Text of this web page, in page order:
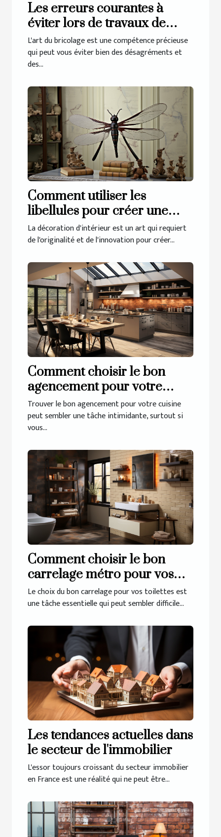
Les erreurs courantes à
éviter lors de travaux de
plomberie
L'art du bricolage est une compétence précieuse
qui peut vous éviter bien des désagréments et
des...
Comment utiliser les
libellules pour créer une
décoration d'intérieur
unique
La décoration d'intérieur est un art qui requiert
de l'originalité et de l'innovation pour créer...
Comment choisir le bon
agencement pour votre
cuisine à Guérande
Trouver le bon agencement pour votre cuisine
peut sembler une tâche intimidante, surtout si
vous...
Comment choisir le bon
carrelage métro pour vos
toilettes
Le choix du bon carrelage pour vos toilettes est
une tâche essentielle qui peut sembler difficile...
Les tendances actuelles dans
le secteur de l'immobilier
L'essor toujours croissant du secteur immobilier
en France est une réalité qui ne peut être...